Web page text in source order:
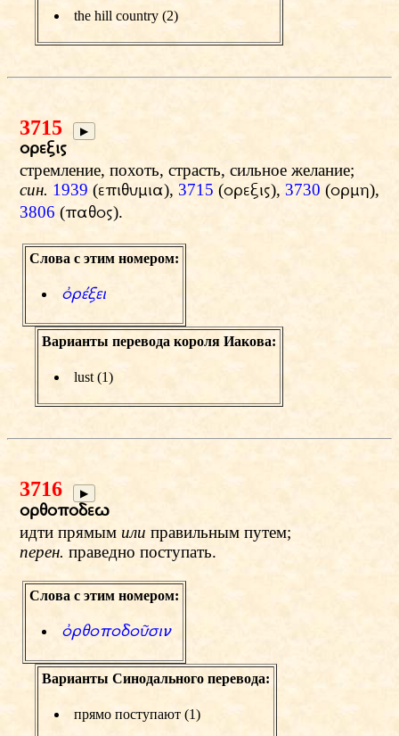
the hill country (2)
3715 ▶
orejiw
стремление, похоть, страсть, сильное желание;
син. 1939 (epiyumia), 3715 (orejiw), 3730 (ormh),
3806 (payow).
Слова с этим номером:
фrЎjei
Варианты перевода короля Иакова:
lust (1)
3716 ▶
oryopodev
идти прямым или правильным путем;
перен. праведно поступать.
Слова с этим номером:
фryopodoиsin
Варианты Синодального перевода:
прямо поступают (1)